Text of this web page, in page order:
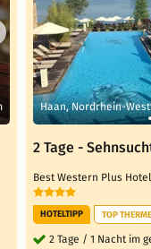
Haan, Nordrhein-
2 Tage -
Best Western Plus
HOTELTIPP TOP
2 Tage / 1 Nacht im